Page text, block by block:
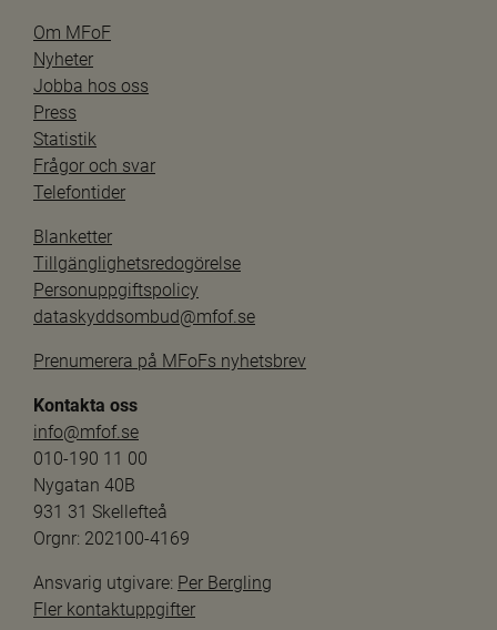
Om MFoF
Nyheter
Jobba hos oss
Press
Statistik
Frågor och svar
Telefontider
Blanketter
Tillgänglighetsredogörelse
Personuppgiftspolicy
dataskyddsombud@mfof.se
Prenumerera på MFoFs nyhetsbrev
Kontakta oss
info@mfof.se
010-190 11 00
Nygatan 40B
931 31 Skellefteå
Orgnr: 202100-4169
Ansvarig utgivare: Per Bergling
Fler kontaktuppgifter